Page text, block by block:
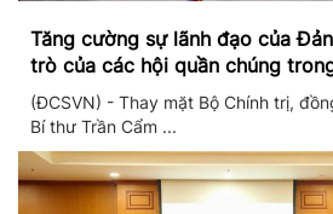
Tăng cường sự lãnh đạo của
trò của các hội quần chúng
triển mới
(ĐCSVN) - Thay mặt Bộ Chính trị,
Bí thư Trần Cẩm ...